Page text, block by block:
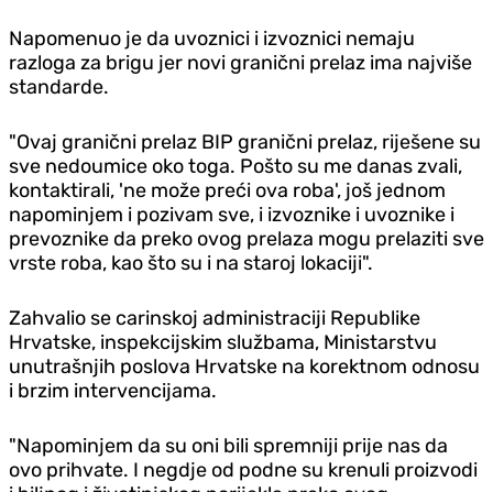
Napomenuo je da uvoznici i izvoznici nemaju
razloga za brigu jer novi granični prelaz ima najviše
standarde.
"Ovaj granični prelaz BIP granični prelaz, riješene su
sve nedoumice oko toga. Pošto su me danas zvali,
kontaktirali, 'ne može preći ova roba', još jednom
napominjem i pozivam sve, i izvoznike i uvoznike i
prevoznike da preko ovog prelaza mogu prelaziti sve
vrste roba, kao što su i na staroj lokaciji".
Zahvalio se carinskoj administraciji Republike
Hrvatske, inspekcijskim službama, Ministarstvu
unutrašnjih poslova Hrvatske na korektnom odnosu
i brzim intervencijama.
"Napominjem da su oni bili spremniji prije nas da
ovo prihvate. I negdje od podne su krenuli proizvodi